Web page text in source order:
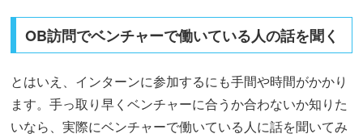
OB訪問でベンチャーで働いている人の話を聞く
とはいえ、インターンに参加するにも手間や時間がかかり
ます。手っ取り早くベンチャーに合うか合わないか知りた
いなら、実際にベンチャーで働いている人に話を聞いてみ